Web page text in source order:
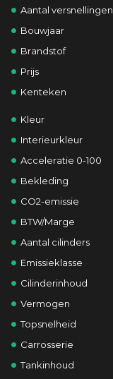
Aantal versnellingen
Bouwjaar
Brandstof
Prijs
Kenteken
Kleur
Interieurkleur
Acceleratie 0-100
Bekleding
CO2-emissie
BTW/Marge
Aantal cilinders
Emissieklasse
Cilinderinhoud
Vermogen
Topsnelheid
Carrosserie
Tankinhoud